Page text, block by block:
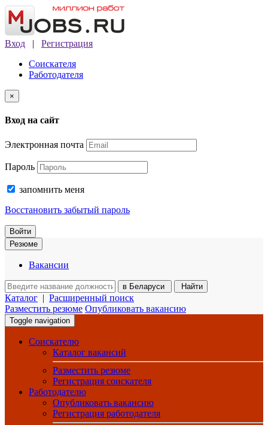
Вход |
Регистрация
Соискателя
Работодателя
×
Вход на сайт
Электронная почта
Пароль
запомнить меня
Восстановить забытый пароль
Войти
Резюме
Вакансии
в Беларуси Найти
Каталог | Расширенный поиск
Разместить резюме Опубликовать вакансию
Toggle navigation
Соискателю
Каталог вакансий
Разместить резюме
Регистрация соискателя
Работодателю
Опубликовать вакансию
Регистрация работодателя